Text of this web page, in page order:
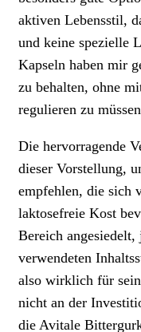
aktiven Lebensstil,
und keine spezielle
Kapseln haben mir
zu behalten, ohne
regulieren zu
Die hervorragende
dieser Vorstellung,
empfehlen, die sich
laktosefreie Kost
Bereich
verwendeten
also wirklich für
nicht an der
die Avitale